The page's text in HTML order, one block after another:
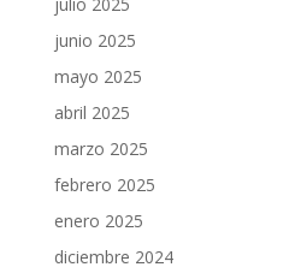
junio 2025
mayo 2025
abril 2025
marzo 2025
febrero 2025
enero 2025
diciembre 2024